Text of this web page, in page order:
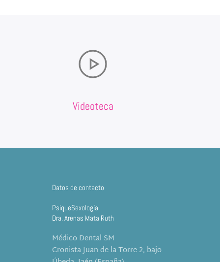
Videoteca
Datos de contacto
PsiqueSexología
Dra. Arenas Mata Ruth
Médico Dental SM
Cronista Juan de la Torre 2, bajo